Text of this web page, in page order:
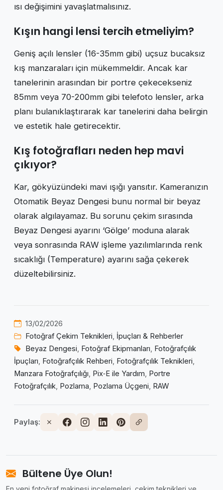
ısı değişimini yavaşlatmalısınız.
Kışın hangi lensi tercih etmeliyim?
Geniş açılı lensler (16-35mm gibi) uçsuz bucaksız
kış manzaraları için mükemmeldir. Ancak kar
tanelerinin arasından bir portre çekecekseniz
85mm veya 70-200mm gibi telefoto lensler, arka
planı bulanıklaştırarak kar tanelerini daha belirgin
ve estetik hale getirecektir.
Kış fotoğrafları neden hep mavi
çıkıyor?
Kar, gökyüzündeki mavi ışığı yansıtır. Kameranızın
Otomatik Beyaz Dengesi bunu normal bir beyaz
olarak algılayamaz. Bu sorunu çekim sırasında
Beyaz Dengesi ayarını ‘Gölge’ moduna alarak
veya sonrasında RAW işleme yazılımlarında renk
sıcaklığı (Temperature) ayarını sağa çekerek
düzeltebilirsiniz.
13/02/2026
Fotoğraf Çekim Teknikleri, İpuçları & Rehberler
Beyaz Dengesi, Fotoğraf Ekipmanları, Fotoğrafçılık
İpuçları, Fotoğrafçılık Rehberi, Fotoğrafçılık Teknikleri,
Manzara Fotoğrafçılığı, Pix‑E ile Yardım, Portre
Fotoğrafçılık, Pozlama, Pozlama Üçgeni, RAW
Paylaş:
Bültene Üye Olun!